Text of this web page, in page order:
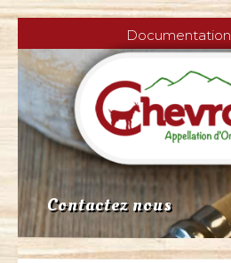
Documentation
Contactez nous